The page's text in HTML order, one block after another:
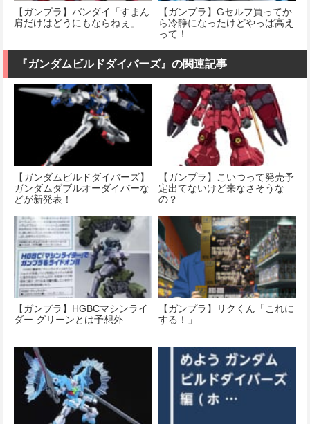
【ガンプラ】バンダイ「すまん
肩だけはどうにもならねぇ」
【ガンプラ】Gセルフ買ってか
ら冷静になったけどやっぱ高え
って！
『ガンダムビルドダイバーズ』の関連記事
【ガンダムビルドダイバーズ】
ガンダムダブルオーダイバーな
どが新発表！
【ガンプラ】こいつって発売予
定出てないけど来なさそうな
の？
【ガンプラ】HGBCマシンライ
ダー グリーンとは予想外
【ガンプラ】リクくん「これに
する！」